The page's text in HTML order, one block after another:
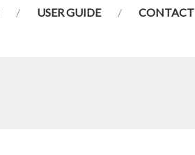
USER GUIDE CONTACT